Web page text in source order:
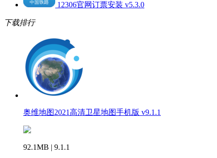
12306官网订票安装 v5.3.0
下载排行
奥维地图2021高清卫星地图手机版 v9.1.1
92.1MB | 9.1.1